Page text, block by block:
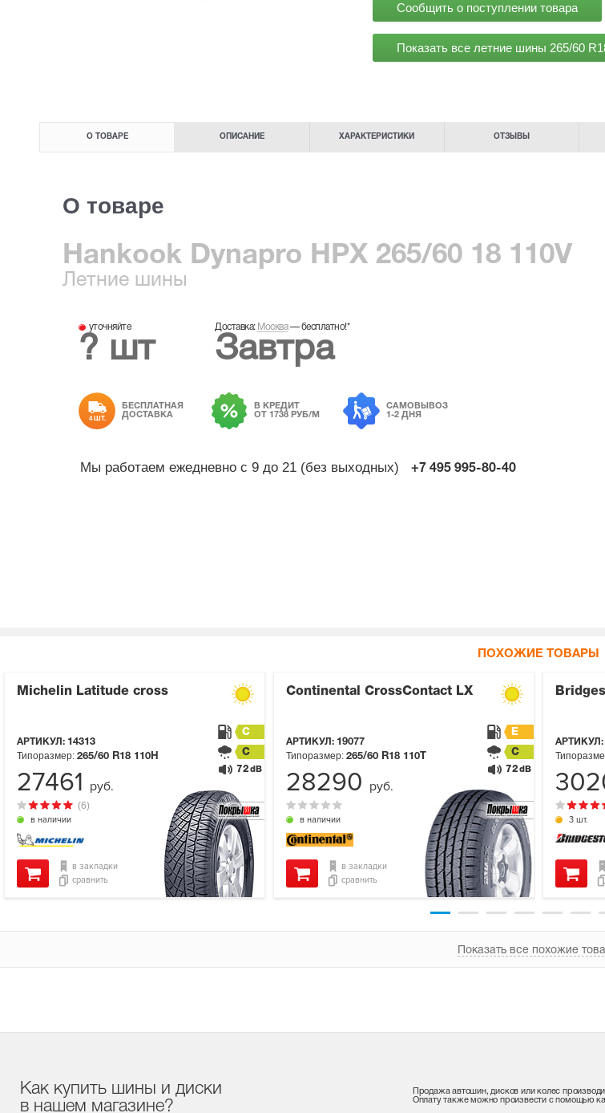
Сообщить о поступлении товара
Показать все летние шины 265/60
О ТОВАРЕ ОПИСАНИЕ ХАРАКТЕРИСТИКИ ОТЗЫВЫ
О товаре
Hankook Dynapro HPX 265/60 18 110V
Летние шины
уточняйте
? шт
Доставка: Москва—бесплатно!*
Завтра
4 ШТ.
БЕСПЛАТНАЯ
ДОСТАВКА
В КРЕДИТ
ОТ 1738 РУБ/М
САМОВЫВОЗ
1-2 ДНЯ
Мы работаем ежедневно с 9 до 21 (без выходных) +7 495 995-80-40
ПОХОЖИЕ ТОВАРЫ
Michelin Latitude cross
АРТИКУЛ: 14313
в наличии
(6)
Типоразмер: 265/60 R18 110H
C
C
72 dB
в закладки
сравнить
27461 руб.
Continental CrossContact LX
АРТИКУЛ: 19077
в наличии
Типоразмер: 265/60 R18 110T
E
C
72 dB
в закладки
сравнить
28290 руб.
АРТИКУЛ:
3 шт.
Показать все похожие
Как купить шины и диски
в нашем магазине?
Продажа автошин, дисков или колес
Оплату также можно произвести с помощью